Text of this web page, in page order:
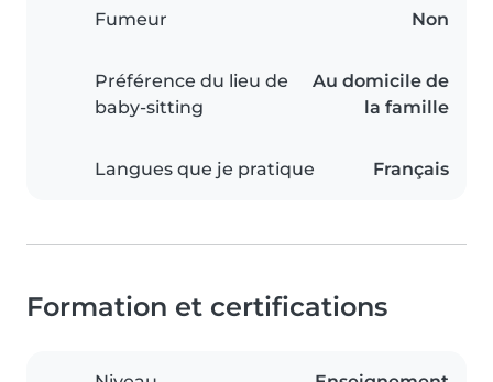
Fumeur Non
Préférence du lieu de
baby-sitting
Au domicile de
la famille
Langues que je pratique Français
Formation et certifications